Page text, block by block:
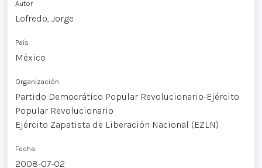
Autor
Lofredo, Jorge
País
México
Organización
Partido Democrático Popular Revolucionario-Ejército
Popular Revolucionario
Ejército Zapatista de Liberación Nacional (EZLN)
Fecha
2008-07-02